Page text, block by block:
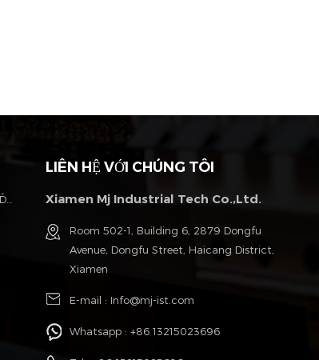
Vật Nuôi Có Thể Mở Rộng Bện Kiểu Dáng Đẹp
LIÊN HỆ VỚI CHÚNG TÔI
Xiamen Mj Industrial Tech Co.,Ltd.
Room 502-1, Building 6, 2879 Dongfu
Avenue, Dongfu Street, Haicang District,
Xiamen
E-mail : Info@mj-ist.com
Whatsapp :+86 13215023696